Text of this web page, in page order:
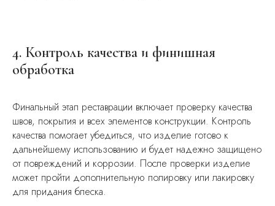
4. Контроль качества и финишная
обработка
Финальный этап реставрации включает проверку качества
швов, покрытия и всех элементов конструкции. Контроль
качества помогает убедиться, что изделие готово к
дальнейшему использованию и будет надежно защищено
от повреждений и коррозии. После проверки изделие
может пройти дополнительную полировку или лакировку
для придания блеска.